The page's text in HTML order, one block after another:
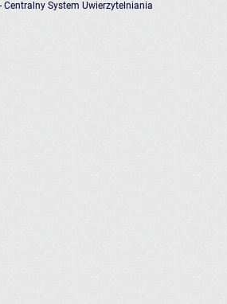
Centralny System Uwierzytelniania